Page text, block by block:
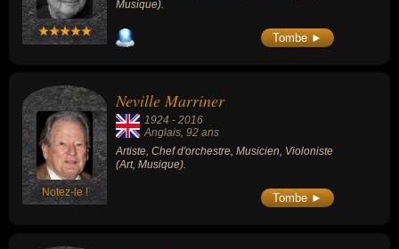
Musique).
Tombe ►
Notez-le !
Neville Marriner
1924 - 2016
Anglais, 92 ans
Artiste, Chef d'orchestre, Musicien, Violoniste
(Art, Musique).
Tombe ►